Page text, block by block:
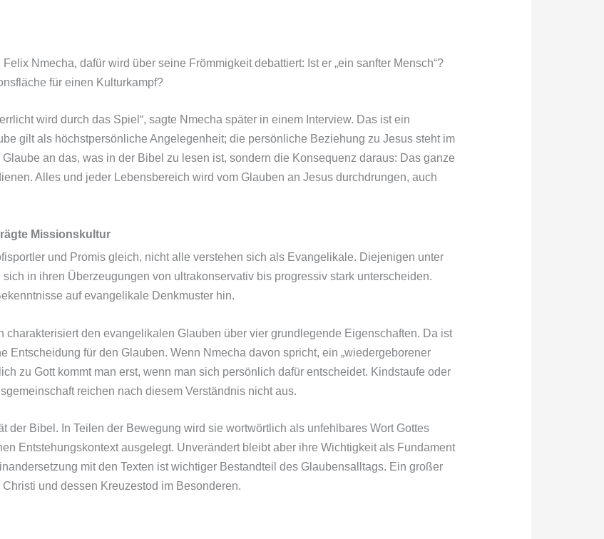
Nmecha, dafür wird über seine Frömmigkeit debattiert: Ist er „ein sanfter Mensch“?
für einen Kulturkampf?
wird durch das Spiel“, sagte Nmecha später in einem Interview. Das ist ein
gilt als höchstpersönliche Angelegenheit; die persönliche Beziehung zu Jesus steht im
an das, was in der Bibel zu lesen ist, sondern die Konsequenz daraus: Das ganze
Alles und jeder Lebensbereich wird vom Glauben an Jesus durchdrungen, auch
Missionskultur
und Promis gleich, nicht alle verstehen sich als Evangelikale. Diejenigen unter
in ihren Überzeugungen von ultrakonservativ bis progressiv stark unterscheiden.
auf evangelikale Denkmuster hin.
charakterisiert den evangelikalen Glauben über vier grundlegende Eigenschaften. Da ist
Entscheidung für den Glauben. Wenn Nmecha davon spricht, ein „wiedergeborener
zu Gott kommt man erst, wenn man sich persönlich dafür entscheidet. Kindstaufe oder
reichen nach diesem Verständnis nicht aus.
der Bibel. In Teilen der Bewegung wird sie wortwörtlich als unfehlbares Wort Gottes
Entstehungskontext ausgelegt. Unverändert bleibt aber ihre Wichtigkeit als Fundament
mit den Texten ist wichtiger Bestandteil des Glaubensalltags. Ein großer
und dessen Kreuzestod im Besonderen.